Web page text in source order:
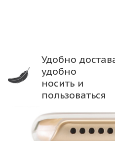
Удобно
удобно
носить и
пользоваться